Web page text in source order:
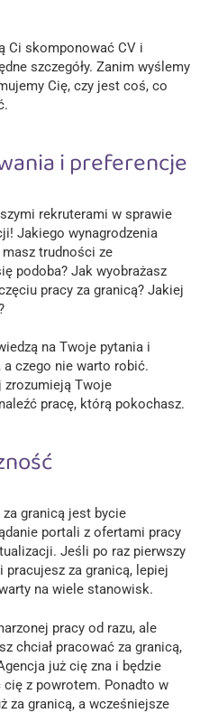
Ci skomponować CV i
szczegóły. Zanim wyślemy
Cię, czy jest coś, co
i preferencje
rekruterami w sprawie
Jakiego wynagrodzenia
trudności ze
podoba? Jak wyobrażasz
pracy za granicą? Jakiej
na Twoje pytania i
czego nie warto robić.
zrozumieją Twoje
pracę, którą pokochasz.
granicą jest bycie
portali z ofertami pracy
Jeśli po raz pierwszy
pracujesz za granicą, lepiej
na wiele stanowisk.
pracy od razu, ale
chciał pracować za granicą,
już cię zna i będzie
cię z powrotem. Ponadto w
za granicą, a wcześniejsze